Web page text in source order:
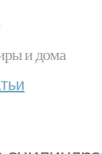
и дома